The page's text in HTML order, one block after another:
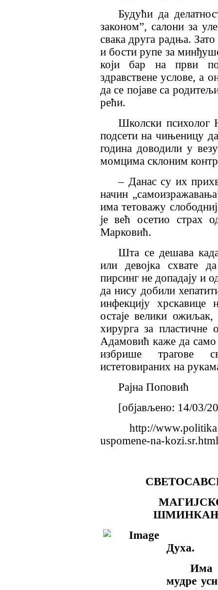
Будући да
законом”, салони за
свака друга радња.
и бости рупе за
који бар на први
здравствене услове, а
да се појаве са
рећи.
Школски психолог
подсети на чињеницу
година доводили у
момцима склоним
– Данас су их
начин
има тетоважу
је већ осетио страх
Марковић.
Шта се дешава
или девојка схвате
пирсинг не допадају и
да нису добили
инфекцију
остаје велики
хирурга за пластичне
Адамовић каже да
избрише трагове
истетовираних на
Рајна Поповић
[објављено: 14/03/
http://
uspomene-na-kozi.sr.html
Духа.
Има
мудре